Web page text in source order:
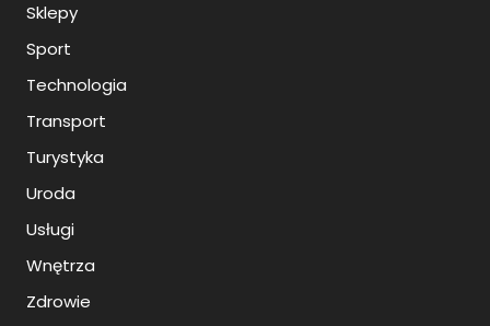
Sklepy
Sport
Technologia
Transport
Turystyka
Uroda
Usługi
Wnętrza
Zdrowie